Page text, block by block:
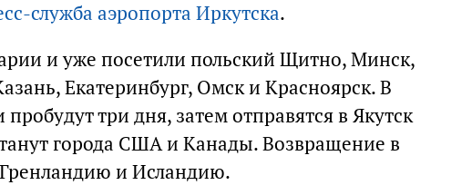
служба аэропорта Иркутска.
и уже посетили польский Щитно, Минск,
Екатеринбург, Омск и Красноярск. В
три дня, затем отправятся в Якутск
города США и Канады. Возвращение в
и Исландию.